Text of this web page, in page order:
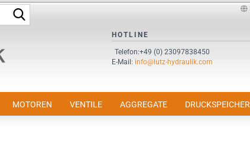
Sprache auswählen
Passwort
HOTLINE
Telefon:+49 (0) 23097838450
E-Mail: info@lutz-hydraulik.com
MOTOREN VENTILE AGGREGATE DRUCKSPEICHER